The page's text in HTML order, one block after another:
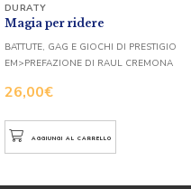
Magia per ridere
26,00€
DURATY
BATTUTE, GAG E GIOCHI DI PRESTIGIO
EM>PREFAZIONE DI RAUL CREMONA
AGGIUNGI AL CARRELLO